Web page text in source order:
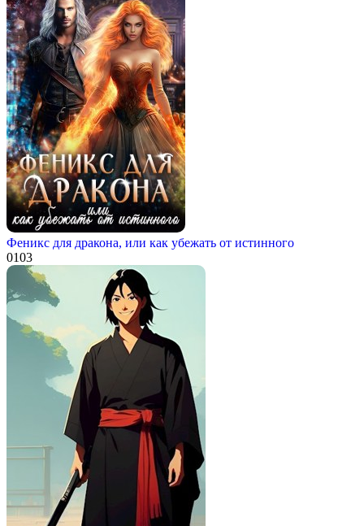
Феникс для дракона, или как убежать от истинного
0103